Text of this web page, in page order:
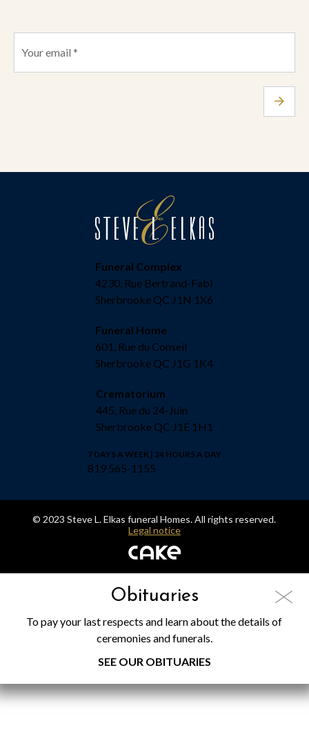
Funeral Complex
4230, Rue Bertrand-Fabi
Sherbrooke QC J1N 1X6
Funeral Home
601, Rue du Conseil
Sherbrooke QC J1G 1K4
Crematorium
445, Rue du 24-Juin
Sherbrooke QC J1E 1H1
7 DAYS A WEEK | 24 HOURS A DAY
819 565-1155
© 2023 Steve L. Elkas funeral Homes. All rights reserved.
Legal notice
Obituaries
To pay your last respects and learn about the details of
ceremonies and funerals.
SEE OUR OBITUARIES